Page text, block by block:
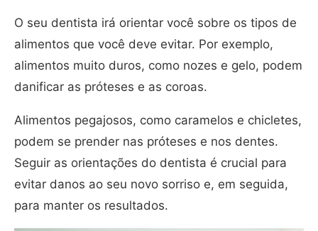
O seu dentista irá orientar você sobre os tipos de
alimentos que você deve evitar. Por exemplo,
alimentos muito duros, como nozes e gelo, podem
danificar as próteses e as coroas.
Alimentos pegajosos, como caramelos e chicletes,
podem se prender nas próteses e nos dentes.
Seguir as orientações do dentista é crucial para
evitar danos ao seu novo sorriso e, em seguida,
para manter os resultados.